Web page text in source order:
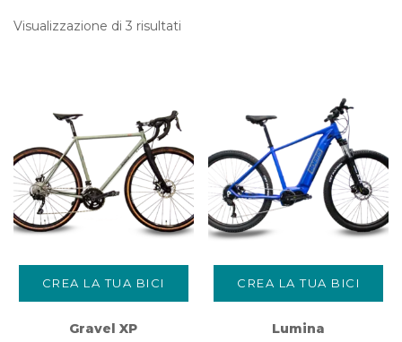
Visualizzazione di 3 risultati
CREA LA TUA BICI
Gravel XP
CREA LA TUA BICI
Lumina